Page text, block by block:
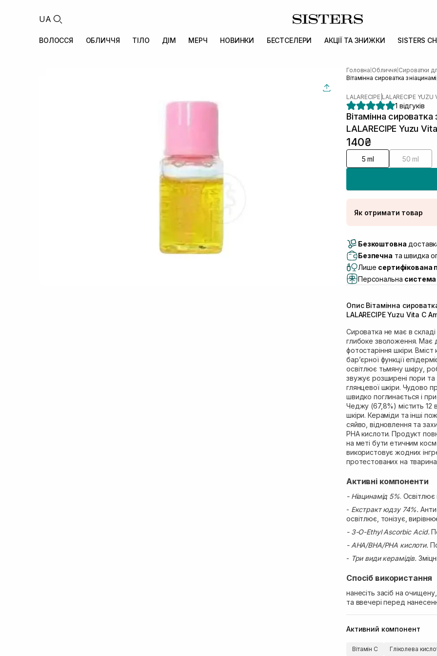
UA
ВОЛОССЯ ОБЛИЧЧЯ ТІЛО ДІМ МЕРЧ НОВИНКИ БЕСТСЕЛЕРИ АКЦІЇ ТА ЗНИЖКИ SISTERS
Головна Обличчя Сироватки
Вітамінна сироватка з
LALARECIPE| LALARECIPE YUZU
1 відгуків
Вітамінна
LALARECIPE Yuzu
140₴
5 ml 50 ml
Як отримати товар
Самовивіз м. Луцьк,
Самовивіз м. Львів,
(Duck’s Lake)
Самовивіз м. Львів,
Самовивіз м. Львів,
Самовивіз м. Рівне,
Екватор)
Безкоштовна
Безпечна та швидка
Лише сертифікована
Персональна система
Опис Вітамінна
LALARECIPE Yuzu Vita C
Сироватка не має в
глибоке зволоження. Має
фотостаріння шкіри.
барʼєрної функції
освітлює тьмяну шкіру,
звужує розширені пори та
глянцевої шкіри. Чудово
швидко поглинається і
Чеджу (67,8%) містить 12
шкіри. Кераміди та інші
сяйво, відновлення та
РНА кислоти. Продукт
на меті бути етичним
використовує жодних
протестованих на
Активні компоненти
- Ніацинамід 5%.
- Екстракт юдзу 74%.
освітлює, тонізує,
- 3-O-Ethyl Ascorbic Acid.
- AHA/BHA/PHA кислоти.
- Три види керамідів.
Спосіб використання
нанесіть засіб на
та ввечері перед
Активний компонент
Вітамін C Гліколева